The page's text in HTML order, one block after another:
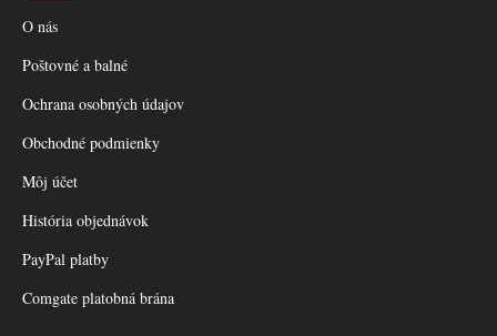
O nás
Poštovné a balné
Ochrana osobných údajov
Obchodné podmienky
Môj účet
História objednávok
PayPal platby
Comgate platobná brána